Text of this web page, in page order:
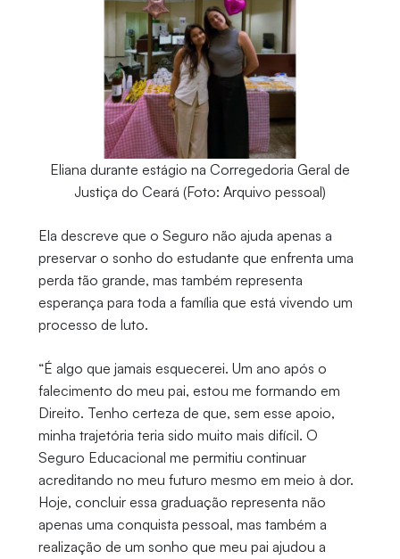
Eliana durante estágio na Corregedoria Geral de
Justiça do Ceará (Foto: Arquivo pessoal)
Ela descreve que o Seguro não ajuda apenas a
preservar o sonho do estudante que enfrenta uma
perda tão grande, mas também representa
esperança para toda a família que está vivendo um
processo de luto.
“É algo que jamais esquecerei. Um ano após o
falecimento do meu pai, estou me formando em
Direito. Tenho certeza de que, sem esse apoio,
minha trajetória teria sido muito mais difícil. O
Seguro Educacional me permitiu continuar
acreditando no meu futuro mesmo em meio à dor.
Hoje, concluir essa graduação representa não
apenas uma conquista pessoal, mas também a
realização de um sonho que meu pai ajudou a